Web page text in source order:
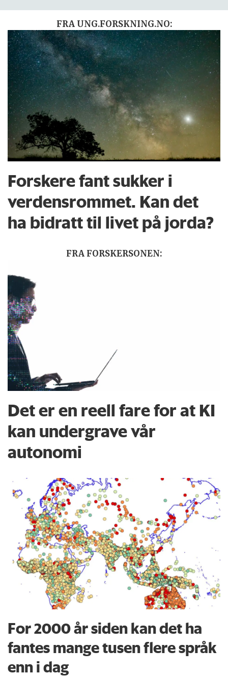
FRA UNG.FORSKNING.NO:
Forskere fant sukker i
verdensrommet. Kan det
ha bidratt til livet på jorda?
FRA FORSKERSONEN:
Det er en reell fare for at KI
kan undergrave vår
autonomi
For 2000 år siden kan det ha
fantes mange tusen flere språk
enn i dag